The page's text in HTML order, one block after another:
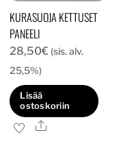
KURASUOJA KETTUSET
PANEELI
28,50€ (sis. alv.
25,5%)
Lisää
ostoskoriin
Ale